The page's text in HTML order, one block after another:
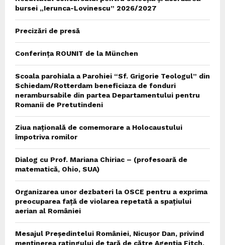
bursei „Ierunca-Lovinescu” 2026/2027
Precizări de presă
Conferința ROUNIT de la München
Scoala parohiala a Parohiei “Sf. Grigorie Teologul” din
Schiedam/Rotterdam beneficiaza de fonduri
nerambursabile din partea Departamentului pentru
Romanii de Pretutindeni
Ziua națională de comemorare a Holocaustului
împotriva romilor
Dialog cu Prof. Mariana Chiriac – (profesoară de
matematică, Ohio, SUA)
Organizarea unor dezbateri la OSCE pentru a exprima
preocuparea față de violarea repetată a spațiului
aerian al României
Mesajul Președintelui României, Nicușor Dan, privind
menținerea ratingului de țară de către Agenția Fitch,